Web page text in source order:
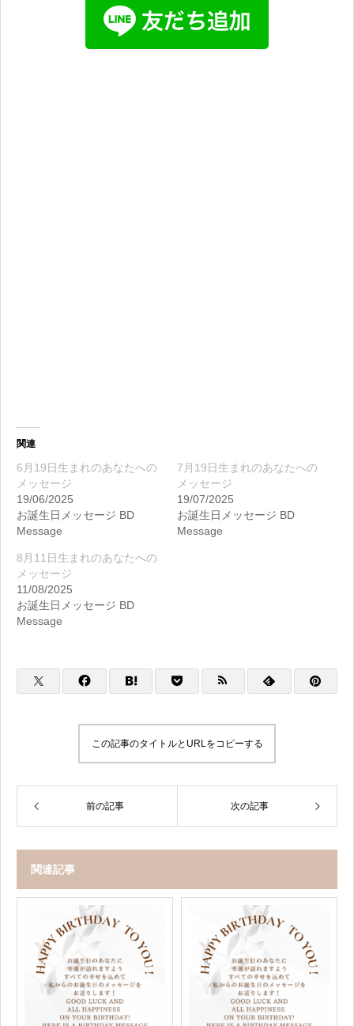
関連
6月19日生まれのあなたへの
メッセージ
19/06/2025
お誕生日メッセージ BD
Message
7月19日生まれのあなたへの
メッセージ
19/07/2025
お誕生日メッセージ BD
Message
8月11日生まれのあなたへの
メッセージ
11/08/2025
お誕生日メッセージ BD
Message
この記事のタイトルとURLをコピーする
前の記事 次の記事
関連記事